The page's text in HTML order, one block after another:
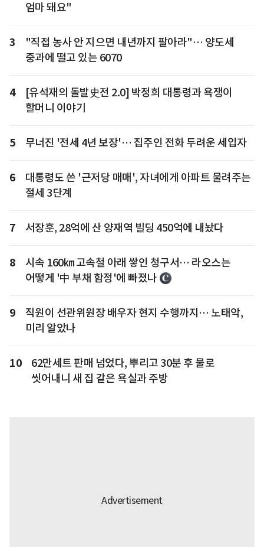
엄마 돼요"
3
"직접 농사 안 지으면 내년까지 팔아라"… 양도세
중과에 떨고 있는 6070
4
[유석재의 돌발史전 2.0] 박정희 대통령과 욕쟁이
할머니 이야기
5 무너진 '전세 4년 보장'… 집주인 전화 두려운 세입자
6
대통령도 쓴 '근저당 매매', 자녀에게 아파트 물려주는
절세 3단계
7 서장훈, 28억에 산 양재역 빌딩 450억에 내놨다
8
시속 160㎞ 고속철 아래 쌓인 청구서… 라오스는
어떻게 '中 부채 함정'에 빠졌나
9
직원이 선관위원장 배우자 현지 수행까지… 노태악,
미리 알았나
10
62만세트 판매 넘었다, 뿌리고 30분 후 물로
씻어내니 새 집 같은 욕실과 주방